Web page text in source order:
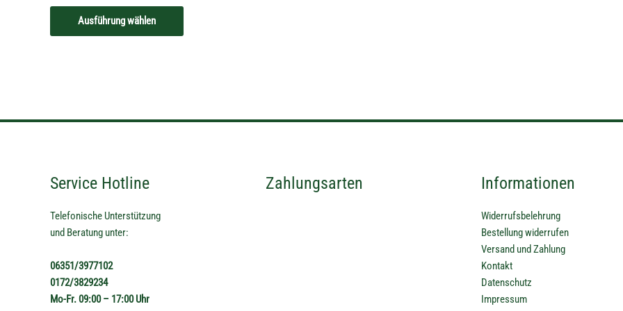
Ausführung wählen
Service Hotline
Telefonische Unterstützung
und Beratung unter:
06351/3977102
0172/3829234
Mo-Fr. 09:00 – 17:00 Uhr
Zahlungsarten Informationen
Widerrufsbelehrung
Bestellung widerrufen
Versand und Zahlung
Kontakt
Datenschutz
Impressum